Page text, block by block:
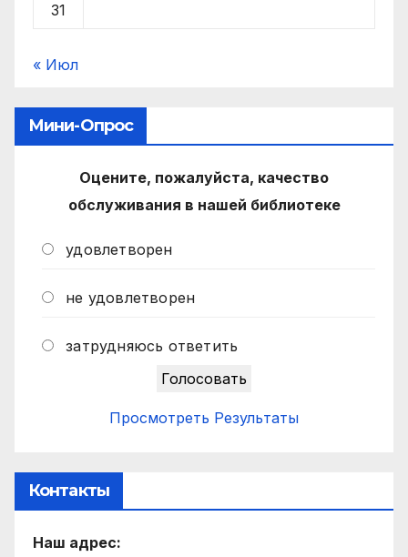
31
« Июл
Мини-Опрос
Оцените, пожалуйста, качество
обслуживания в нашей библиотеке
удовлетворен
не удовлетворен
затрудняюсь ответить
Просмотреть Результаты
Контакты
Наш адрес: